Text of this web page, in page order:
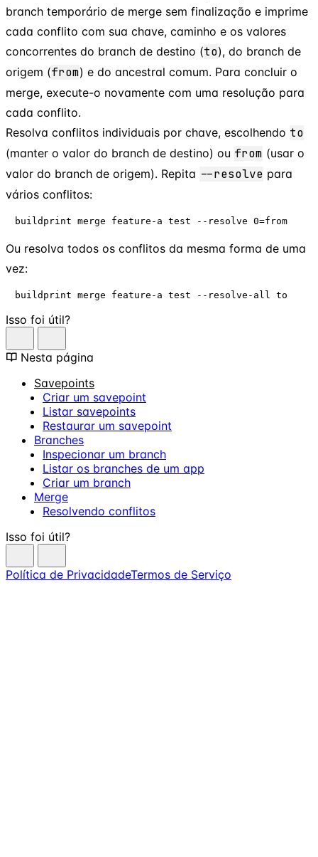
branch temporário de merge sem finalização e imprime
cada conflito com sua chave, caminho e os valores
concorrentes do branch de destino (to), do branch de
origem (from) e do ancestral comum. Para concluir o
merge, execute-o novamente com uma resolução para
cada conflito.
Resolva conflitos individuais por chave, escolhendo to
(manter o valor do branch de destino) ou from (usar o
valor do branch de origem). Repita --resolve para
vários conflitos:
buildprint merge feature-a test --resolve 0=from
Ou resolva todos os conflitos da mesma forma de uma
vez:
buildprint merge feature-a test --resolve-all to
Isso foi útil?
Nesta página
Savepoints
Criar um savepoint
Listar savepoints
Restaurar um savepoint
Branches
Inspecionar um branch
Listar os branches de um app
Criar um branch
Merge
Resolvendo conflitos
Isso foi útil?
Política de PrivacidadeTermos de Serviço